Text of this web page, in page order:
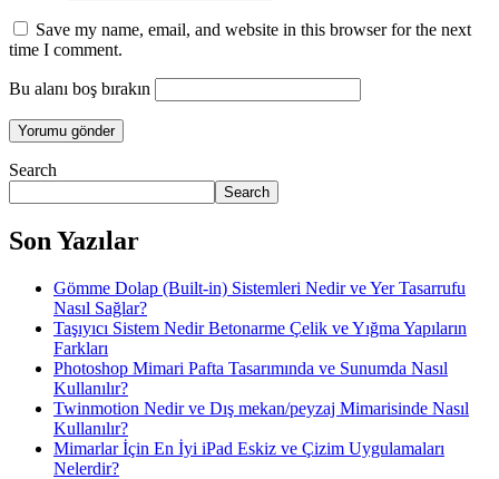
Save my name, email, and website in this browser for the next
time I comment.
Bu alanı boş bırakın
Search
Search
Son Yazılar
Gömme Dolap (Built-in) Sistemleri Nedir ve Yer Tasarrufu
Nasıl Sağlar?
Taşıyıcı Sistem Nedir Betonarme Çelik ve Yığma Yapıların
Farkları
Photoshop Mimari Pafta Tasarımında ve Sunumda Nasıl
Kullanılır?
Twinmotion Nedir ve Dış mekan/peyzaj Mimarisinde Nasıl
Kullanılır?
Mimarlar İçin En İyi iPad Eskiz ve Çizim Uygulamaları
Nelerdir?